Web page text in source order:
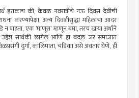
इतकाच की, केवळ नवरात्रीचे नऊ दिवस देवीची
करण्यापेक्षा, अन्य दिवशीसुद्धा महिलांचा आदर
पाहता, एक ’माणूस’ म्हणून बघा, तरच खर्‍या अर्थाने
उद्देश सार्थकी लागेल आणि हा बदल जर समाजात
दुर्गा, कालिमाता, चंडिका असे अवतार घेणे, ही